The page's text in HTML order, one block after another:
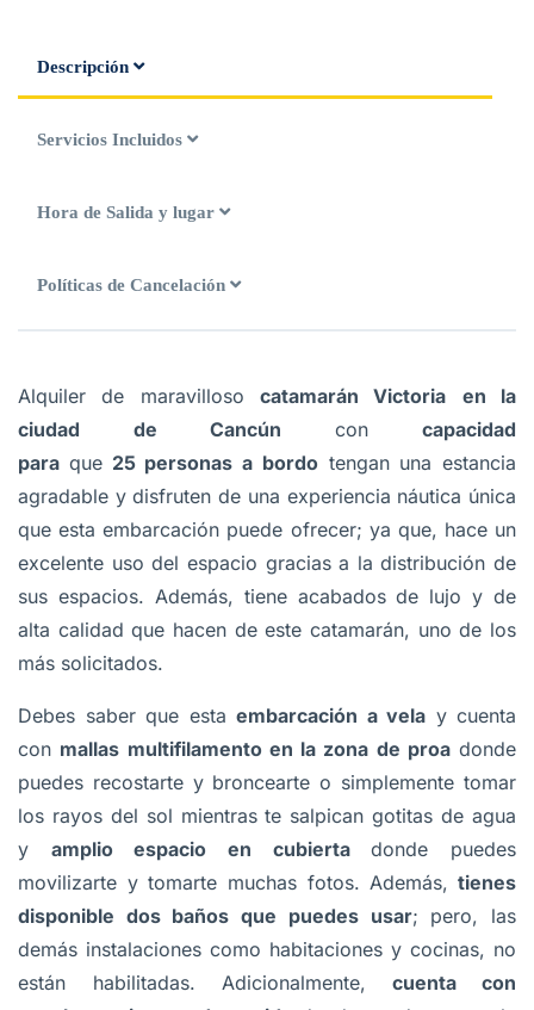
Descripción
Servicios Incluidos
Hora de Salida y lugar
Políticas de Cancelación
Alquiler de maravilloso catamarán Victoria
en la
ciudad de Cancún con capacidad
para que25 personas a bordotengan una estancia
agradable y disfruten de una experiencia náutica única
que esta embarcación puede ofrecer; ya que, hace un
excelente uso del espacio gracias a la distribución de
sus espacios. Además, tiene acabados de lujo y de
alta calidad que hacen de este catamarán, uno de los
más solicitados.
Debes saber que esta embarcación a vela y cuenta
con mallas multifilamento en la zona de proadonde
puedes recostarte y broncearte o simplemente tomar
los rayos del sol mientras te salpican gotitas de agua
y amplio espacio en cubiertadonde puedes
movilizarte y tomarte muchas fotos. Además, tienes
disponible dos baños que puedes usar; pero, las
demás instalaciones como habitaciones y cocinas, no
están habilitadas. Adicionalmente, cuenta con